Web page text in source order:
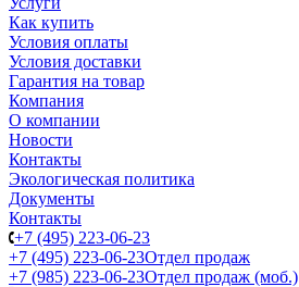
Как купить
Условия оплаты
Условия доставки
Гарантия на товар
Компания
О компании
Новости
Контакты
Экологическая политика
Документы
Контакты
+7 (495) 223-06-23
+7 (495) 223-06-23Отдел продаж
+7 (985) 223-06-23Отдел продаж (моб.)